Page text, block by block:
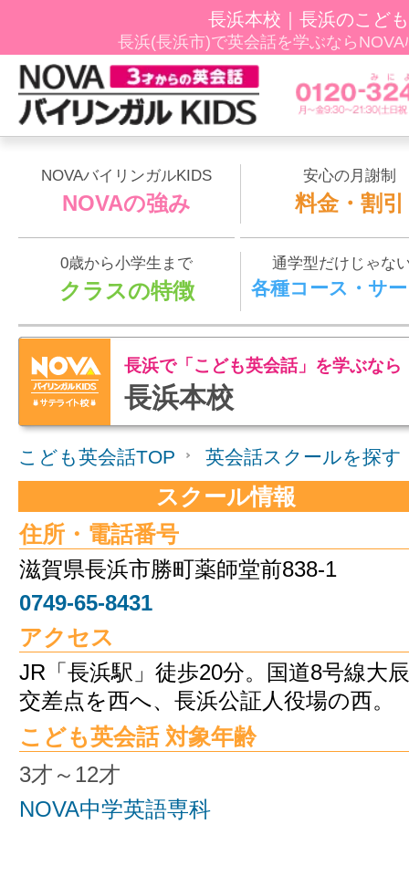
長浜本校｜長浜のこど
長浜(長浜市)で英会話を学ぶならNOVA
NOVAバイリンガルKIDS
NOVAの強み
安心の月謝制
料金・割引
0歳から小学生まで
クラスの特徴
通学型だけじゃな
各種コース・サ
長浜本校
長浜で「こども英会話」を学ぶなら
こども英会話TOP 英会話スクールを探す
スクール情報
住所・電話番号
滋賀県長浜市勝町薬師堂前838-1
0749-65-8431
アクセス
JR「長浜駅」徒歩20分。国道8号線大
交差点を西へ、長浜公証人役場の西。
こども英会話 対象年齢
3才～12才
NOVA中学英語専科